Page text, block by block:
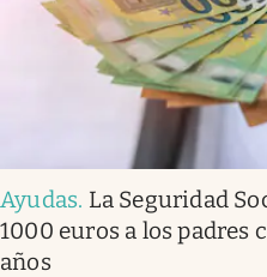
Ayudas. La Seguridad
1000 euros a los padres
años